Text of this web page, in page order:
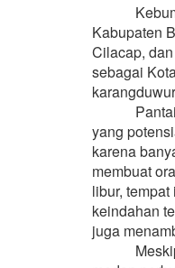
Kebumen
Kabupaten
Cilacap,
sebagai
Pantai
yang
karena
membuat
libur,
keindahan
juga
Meskipun